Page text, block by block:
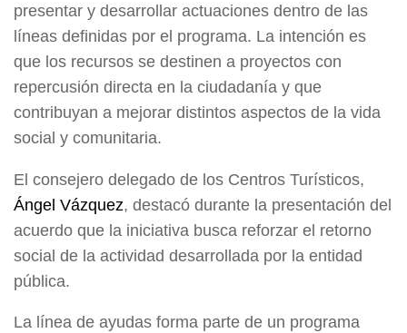
presentar y desarrollar actuaciones dentro de las
líneas definidas por el programa. La intención es
que los recursos se destinen a proyectos con
repercusión directa en la ciudadanía y que
contribuyan a mejorar distintos aspectos de la vida
social y comunitaria.
El consejero delegado de los Centros Turísticos,
Ángel Vázquez, destacó durante la presentación del
acuerdo que la iniciativa busca reforzar el retorno
social de la actividad desarrollada por la entidad
pública.
La línea de ayudas forma parte de un programa